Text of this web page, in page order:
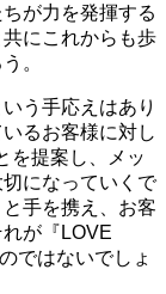
が力を発揮する
にこれからも歩
。
う手応えはあり
るお客様に対し
提案し、メッ
になっていくで
手を携え、お客
れが『LOVE
ではないでしょ